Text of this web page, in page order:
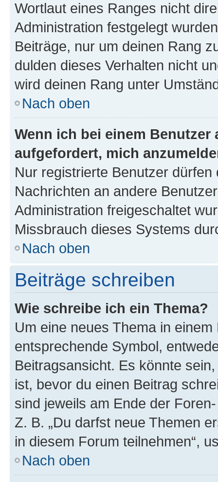
Wortlaut eines Ranges nicht
Administration festgelegt
Beiträge, nur um deinen Rang
dulden dieses Verhalten nicht
wird deinen Rang unter
Nach oben
Wenn ich bei einem
aufgefordert, mich
Nur registrierte Benutzer
Nachrichten an andere
Administration freigeschaltet
Missbrauch dieses Systems
Nach oben
Beiträge schreiben
Wie schreibe ich ein Thema?
Um eine neues Thema in
entsprechende Symbol,
Beitragsansicht. Es könnte
ist, bevor du einen Beitrag
sind jeweils am Ende der
Z. B. „Du darfst neue Themen
in diesem Forum teilnehmen“,
Nach oben